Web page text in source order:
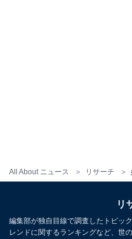
All About ニュース リサーチ
リ
編集部が独自目線で調査したトピッ
レンドに関するランキングなど、世